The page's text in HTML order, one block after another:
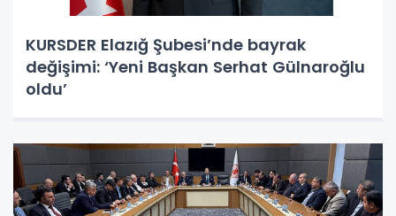
KURSDER Elazığ Şubesi’nde bayrak
değişimi: ‘Yeni Başkan Serhat Gülnaroğlu
oldu’